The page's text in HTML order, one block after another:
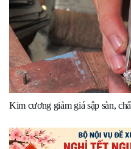
Kim cương giảm giá sập sàn,